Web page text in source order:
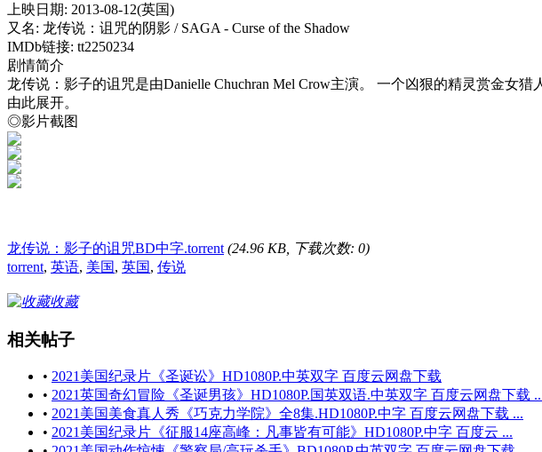
上映日期: 2013-08-12(英国)
又名: 龙传说：诅咒的阴影 / SAGA - Curse of the Shadow
IMDb链接: tt2250234
剧情简介
龙传说：影子的诅咒是由Danielle Chuchran Mel Crow主演。 一个凶狠的精灵赏金女
由此展开。
◎影片截图
龙传说：影子的诅咒BD中字.torrent (24.96 KB, 下载次数: 0)
torrent, 英语, 美国, 英国, 传说
收藏
相关帖子
• 2021美国纪录片《圣诞讼》HD1080P.中英双字 百度云网盘下载
• 2021英国奇幻冒险《圣诞男孩》HD1080P.国英双语.中英双字 百度云网盘下载
• 2021美国美食真人秀《巧克力学院》全8集.HD1080P.中字 百度云网盘下载 ...
• 2021美国纪录片《征服14座高峰：凡事皆有可能》HD1080P.中字 百度云 ...